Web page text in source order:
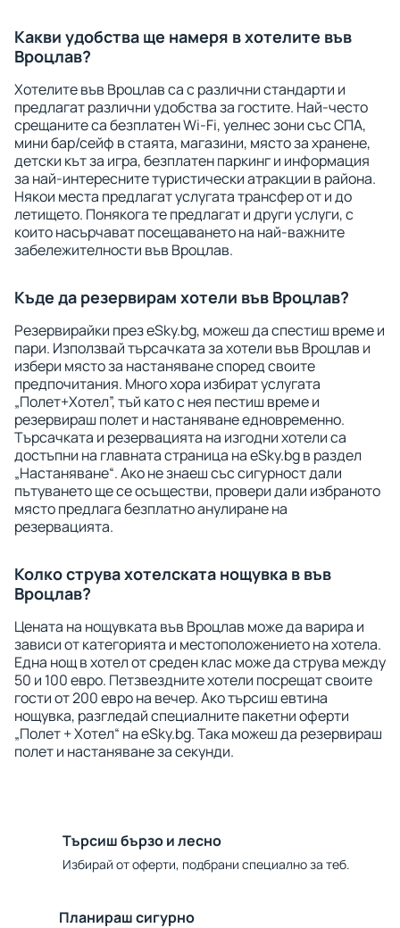
Какви удобства ще намеря в хотелите във
Вроцлав?
Хотелите във Вроцлав са с различни стандарти и
предлагат различни удобства за гостите. Най-често
срещаните са безплатен Wi-Fi, уелнес зони със СПА,
мини бар/сейф в стаята, магазини, място за хранене,
детски кът за игра, безплатен паркинг и информация
за най-интересните туристически атракции в района.
Някои места предлагат услугата трансфер от и до
летището. Понякога те предлагат и други услуги, с
които насърчават посещаването на най-важните
забележителности във Вроцлав.
Къде да резервирам хотели във Вроцлав?
Резервирайки през eSky.bg, можеш да спестиш време и
пари. Използвай търсачката за хотели във Вроцлав и
избери място за настаняване според своите
предпочитания. Много хора избират услугата
„Полет+Хотел”, тъй като с нея пестиш време и
резервираш полет и настаняване едновременно.
Търсачката и резервацията на изгодни хотели са
достъпни на главната страница на eSky.bg в раздел
„Настаняване“. Ако не знаеш със сигурност дали
пътуването ще се осъществи, провери дали избраното
място предлага безплатно анулиране на
резервацията.
Колко струва хотелската нощувка в във
Вроцлав?
Цената на нощувката във Вроцлав може да варира и
зависи от категорията и местоположението на хотела.
Една нощ в хотел от среден клас може да струва между
50 и 100 евро. Петзвездните хотели посрещат своите
гости от 200 евро на вечер. Ако търсиш евтина
нощувка, разгледай специалните пакетни оферти
„Полет + Хотел“ на eSky.bg. Така можеш да резервираш
полет и настаняване за секунди.
Търсиш бързо и лесно
Избирай от оферти, подбрани специално за теб.
Планираш сигурно